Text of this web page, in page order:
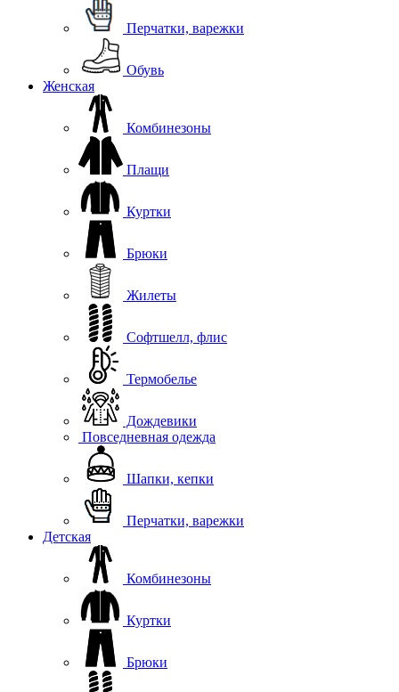
Перчатки, варежки
Обувь
Женская
Комбинезоны
Плащи
Куртки
Брюки
Жилеты
Софтшелл, флис
Термобелье
Дождевики
Повседневная одежда
Шапки, кепки
Перчатки, варежки
Детская
Комбинезоны
Куртки
Брюки